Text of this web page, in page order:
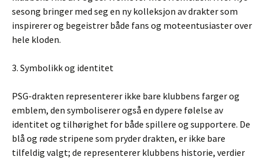
sesong bringer med seg en ny kolleksjon av drakter som
inspirerer og begeistrer både fans og moteentusiaster over
hele kloden.
3. Symbolikk og identitet
PSG-drakten representerer ikke bare klubbens farger og
emblem, den symboliserer også en dypere følelse av
identitet og tilhørighet for både spillere og supportere. De
blå og røde stripene som pryder drakten, er ikke bare
tilfeldig valgt; de representerer klubbens historie, verdier